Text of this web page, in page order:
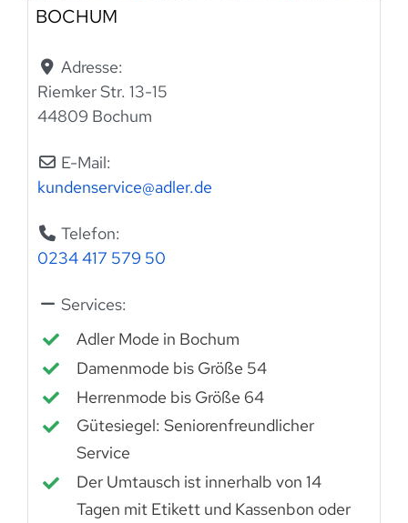
BOCHUM
Adresse:
Riemker Str. 13-15
44809 Bochum
E-Mail:
kundenservice@adler.de
Telefon:
0234 417 579 50
Services:
Adler Mode in Bochum
Damenmode bis Größe 54
Herrenmode bis Größe 64
Gütesiegel: Seniorenfreundlicher
Service
Der Umtausch ist innerhalb von 14
Tagen mit Etikett und Kassenbon oder